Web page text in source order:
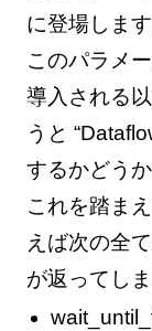
に登場します
このパラメ
導入される
うと
するかどうか
これを踏ま
えば次の全
が返ってし